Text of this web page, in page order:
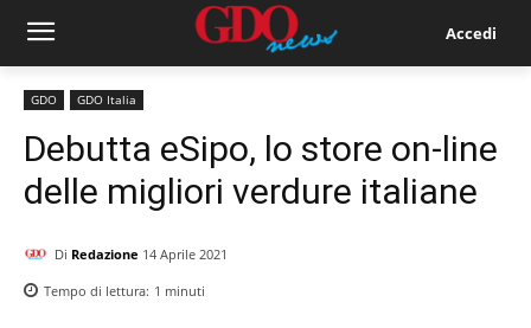
Accedi
GDO GDO Italia
Debutta eSipo, lo store on-line
delle migliori verdure italiane
Di Redazione 14 Aprile 2021
Tempo di lettura: 1 minuti